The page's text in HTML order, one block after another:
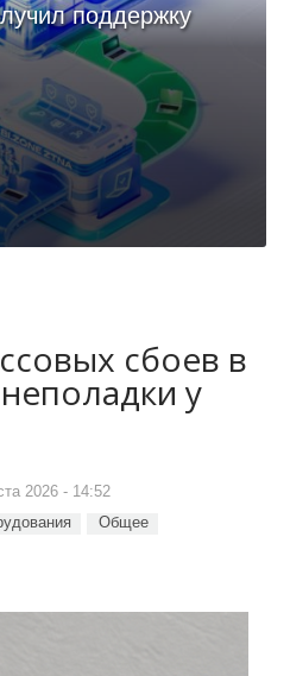
поддержку
сбоев в
у
2026 - 14:52
Общее